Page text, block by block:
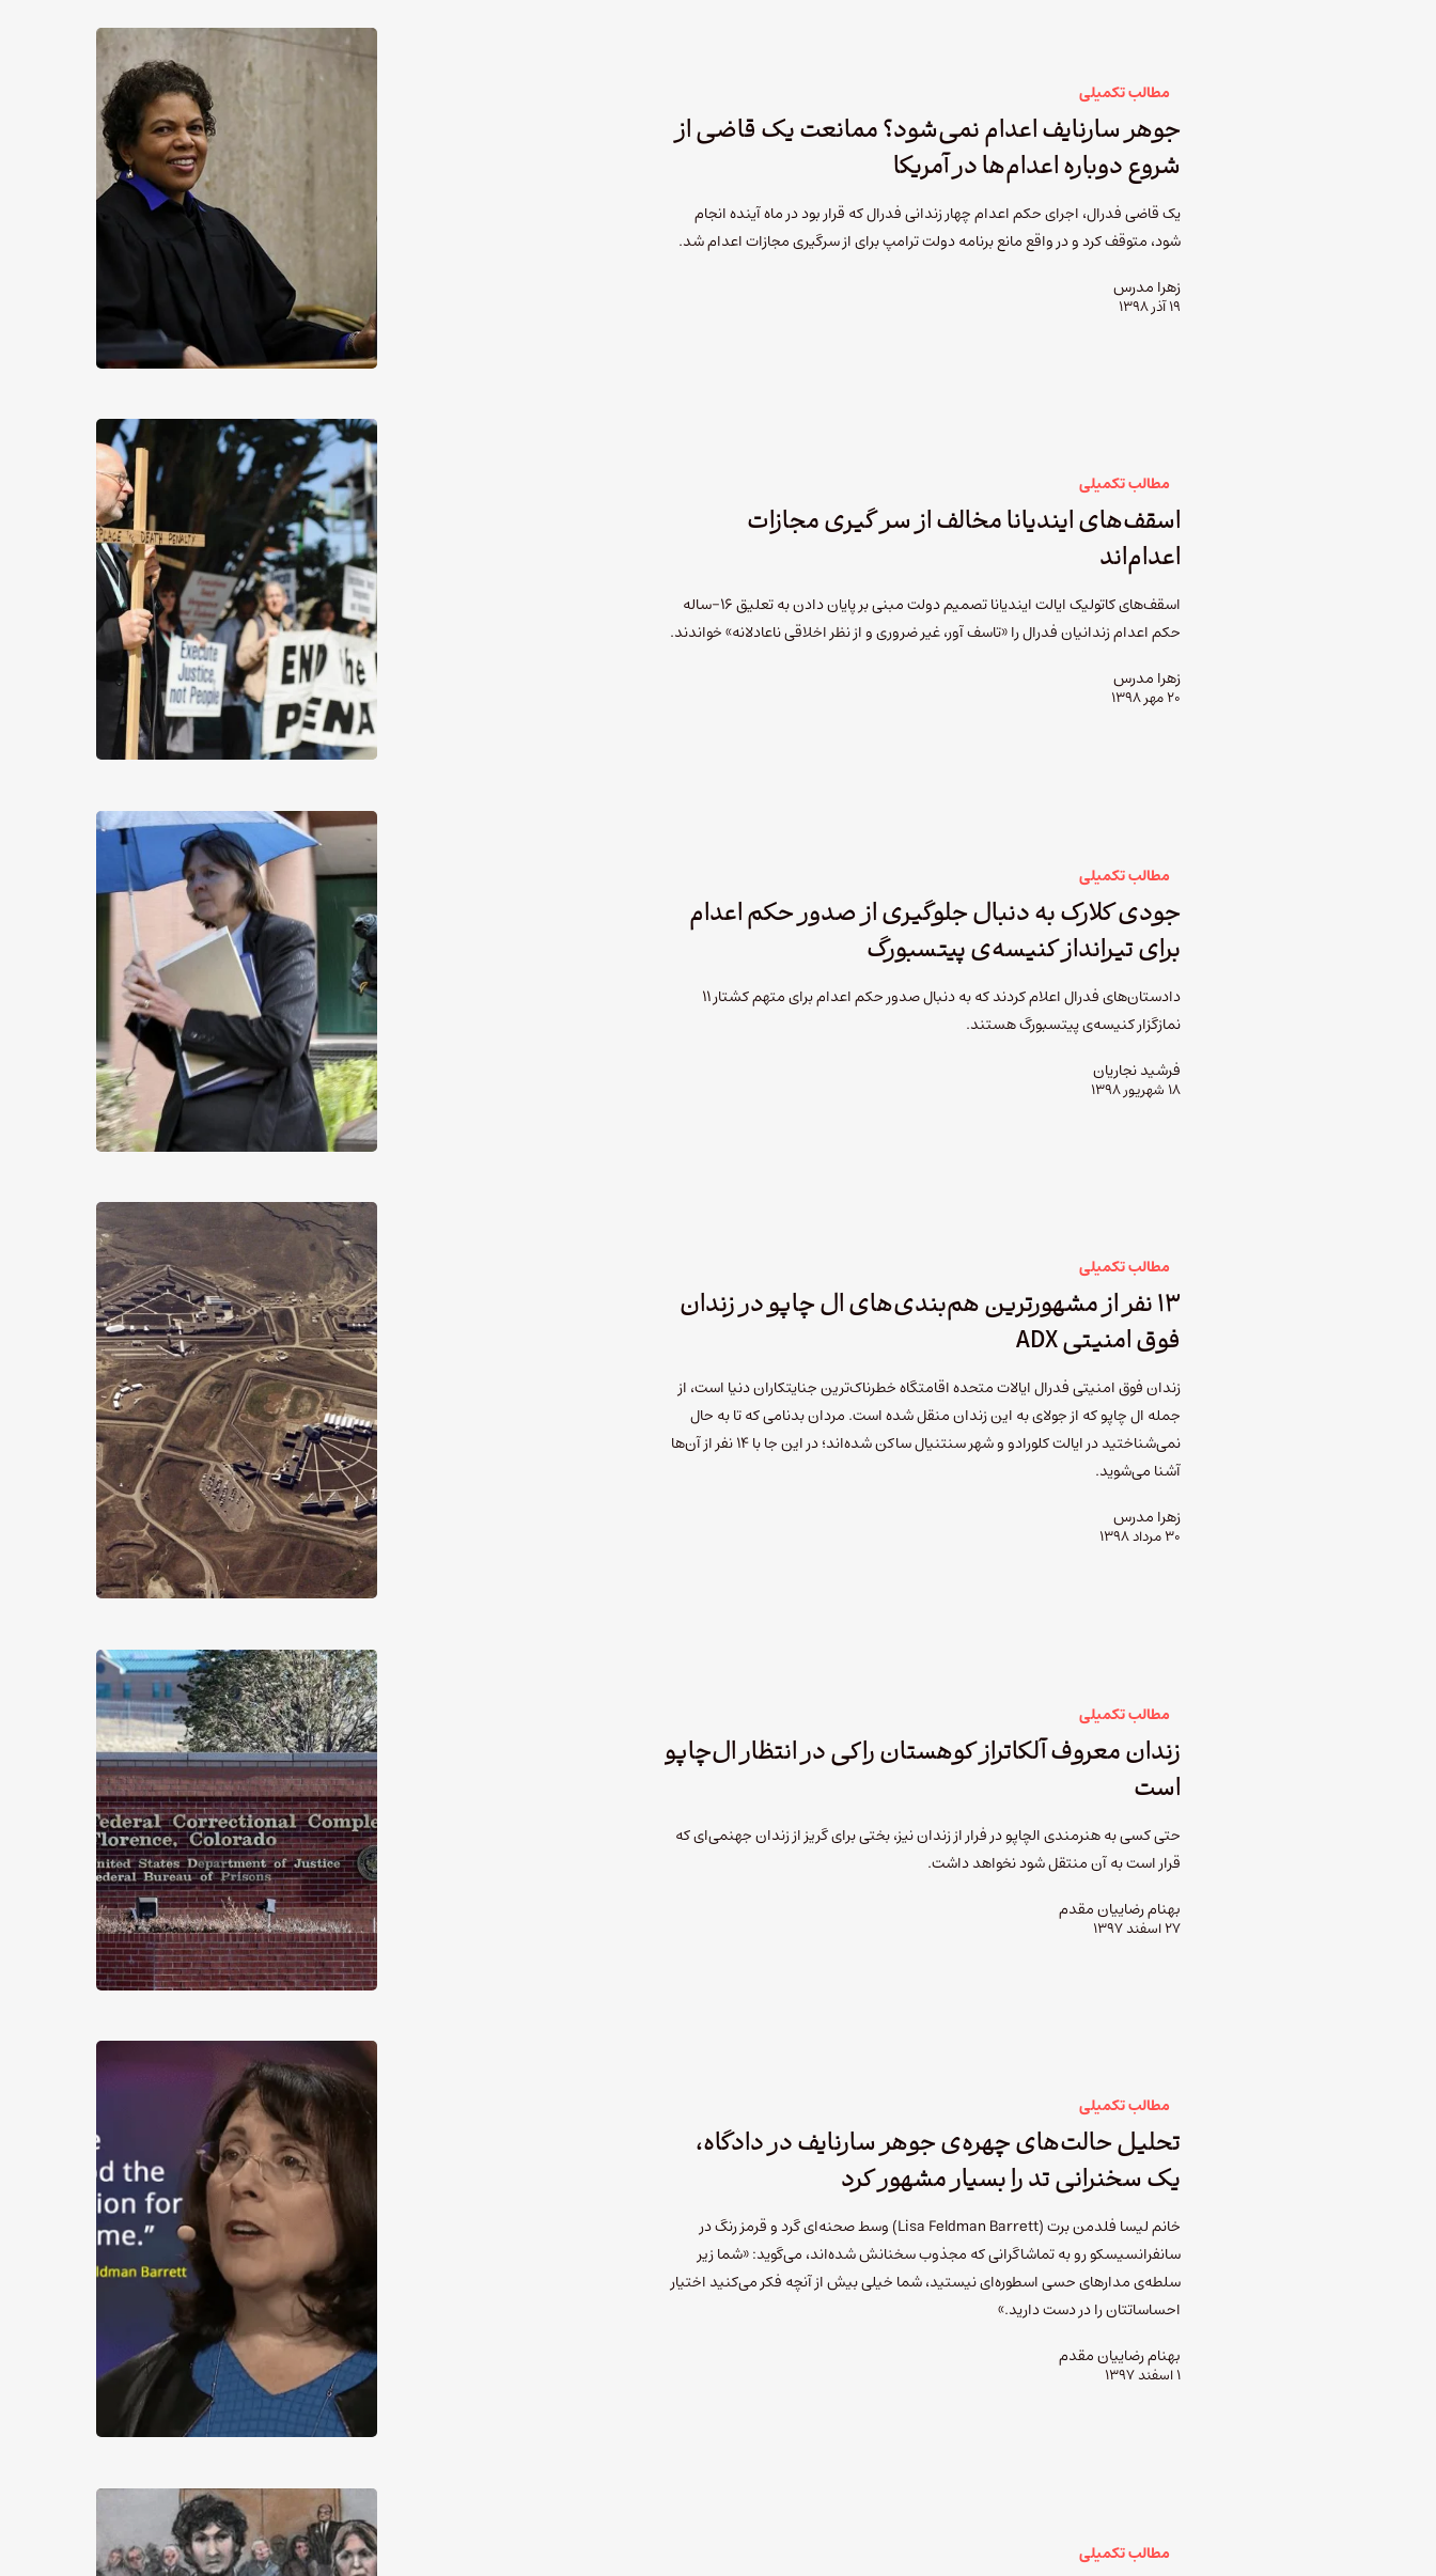
مطالب تکمیلی
جوهر سارنایف اعدام نمی‌شود؟ ممانعت یک قاضی از
شروع دوباره اعدام‌ها در آمریکا
یک قاضی فدرال، اجرای حکم اعدام چهار زندانی فدرال که قرار بود در ماه آینده انجام
شود، متوقف کرد و در واقع مانع برنامه دولت ترامپ برای از سرگیری مجازات اعدام شد.
زهرا مدرس
۱۹ آذر ۱۳۹۸
مطالب تکمیلی
اسقف‌های ایندیانا مخالف از سر گیری مجازات
اعدام‌اند
اسقف‌های کاتولیک ایالت ایندیانا تصمیم دولت مبنی بر پایان دادن به تعلیق ۱۶-ساله
حکم اعدام زندانیان فدرال را «تاسف آور، غیر ضروری و از نظر اخلاقی ناعادلانه» خواندند.
زهرا مدرس
۲۰ مهر ۱۳۹۸
مطالب تکمیلی
جودی کلارک به دنبال جلوگیری از صدور حکم اعدام
برای تیرانداز کنیسه­‌ی پیتسبورگ
دادستان‌های فدرال اعلام کردند که به دنبال صدور حکم اعدام برای متهم کشتار 11
نمازگزار کنیسه­‌ی پیتسبورگ هستند.
فرشید نجاریان
۱۸ شهریور ۱۳۹۸
مطالب تکمیلی
۱۳ نفر از مشهورترین هم‌بندی‌های ال چاپو در زندان
فوق امنیتی ADX
زندان فوق امنیتی فدرال ایالات متحده اقامتگاه خطرناک‌ترین جنایتکاران دنیا است، از
جمله ال چاپو که از جولای به این زندان منقل شده است. مردان بدنامی که تا به حال
نمی‌شناختید در ایالت کلورادو و شهر سنتنیال ساکن شده‌اند؛ در این جا با ۱۴ نفر از آن‌ها
آشنا می‌شوید.
زهرا مدرس
۳۰ مرداد ۱۳۹۸
مطالب تکمیلی
زندان معروف آلکاتراز کوهستان راکی در انتظار ال‌چاپو
است
حتی کسی به هنرمندی الچاپو در فرار از زندان نیز، بختی برای گریز از زندان جهنمی‌ای که
قرار است به آن منتقل شود نخواهد داشت.
بهنام رضاییان مقدم
۲۷ اسفند ۱۳۹۷
مطالب تکمیلی
تحلیل حالت‌های چهره‌ی جوهر سارنایف در دادگاه،
یک سخنرانی تد را بسیار مشهور کرد
خانم لیسا فلدمن برت (Lisa Feldman Barrett) وسط صحنه‌ای گرد و قرمز رنگ در
سانفرانسیسکو رو به تماشاگرانی که مجذوب سخنانش شده‌اند، می‌گوید: «شما زیر
سلطه‌ی مدارهای حسی اسطوره‌ای نیستید، شما خیلی بیش از آنچه فکر می‌کنید اختیار
احساساتتان را در دست دارید.»
بهنام رضاییان مقدم
۱ اسفند ۱۳۹۷
مطالب تکمیلی